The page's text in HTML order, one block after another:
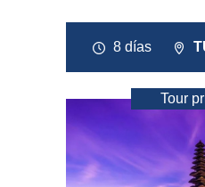
8 días
Tour